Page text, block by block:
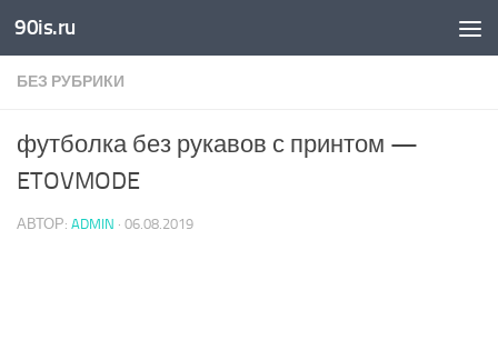
Skip to content
90is.ru
БЕЗ РУБРИКИ
футболка без рукавов с принтом —
ETOVMODE
АВТОР: ADMIN · 06.08.2019